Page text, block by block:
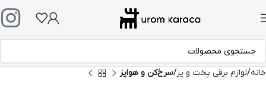
خانه لوازم برقی پخت و پز سرخ‌کن و هواپز